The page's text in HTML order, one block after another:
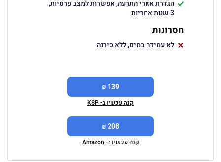
הגדרת אזורי התרעה, אפשרות למצב פרטיות,
3 שנות אחריות
חסרונות
לא עמידה במים, ללא סירנה
139 ₪
קנה עכשיו ב- KSP
208 ₪
קנה עכשיו ב- Amazon